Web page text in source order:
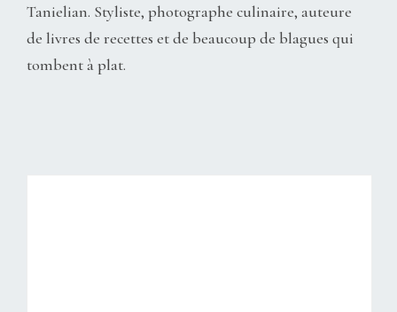
Tanielian. Styliste, photographe culinaire, auteure
de livres de recettes et de beaucoup de blagues qui
tombent à plat.